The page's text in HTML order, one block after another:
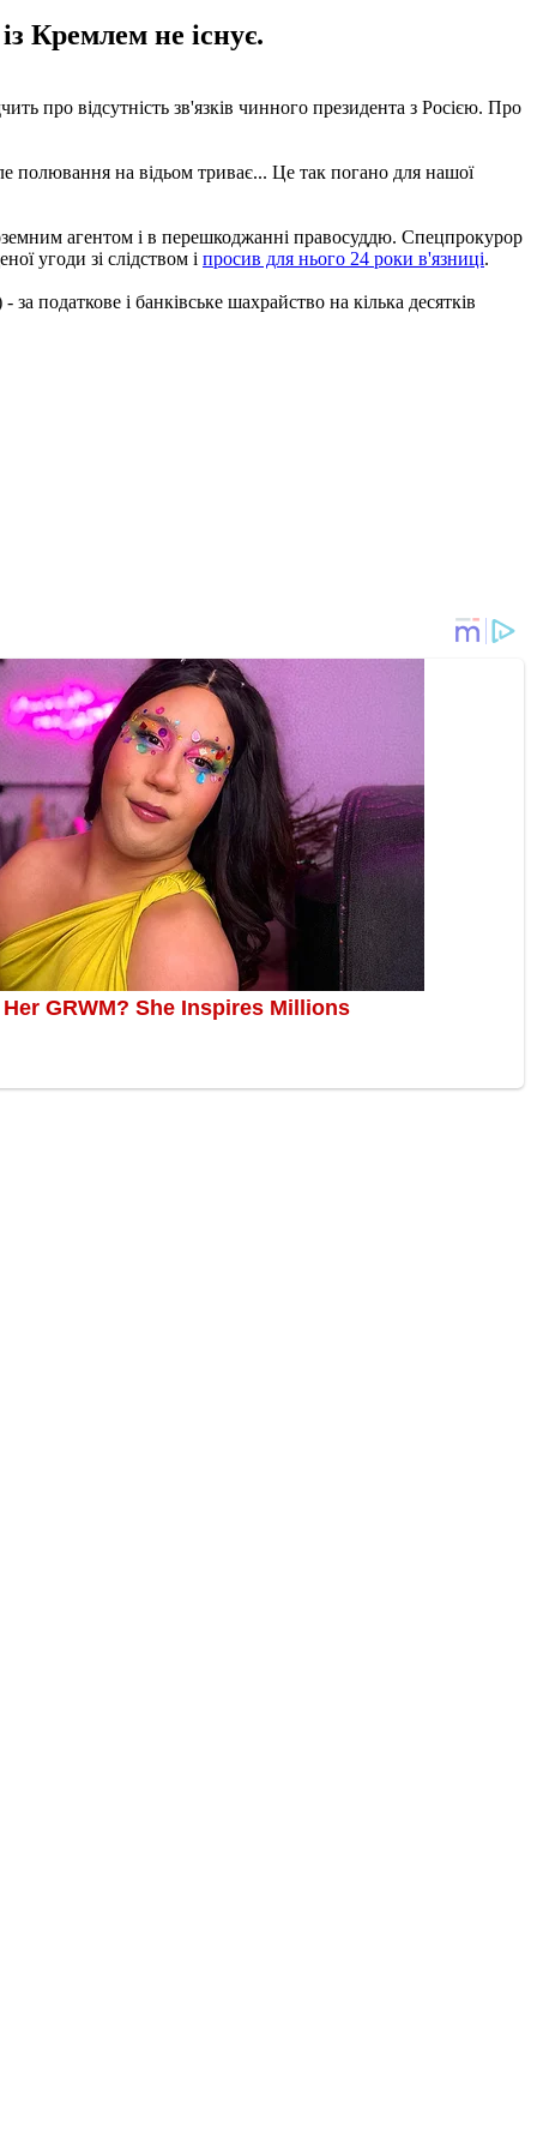
Кремлем не існує.
про відсутність зв'язків чинного президента з Росією. Про
полювання на відьом триває... Це так погано для нашої
агентом і в перешкоджанні правосуддю. Спецпрокурор
угоди зі слідством і просив для нього 24 роки в'язниці.
податкове і банківське шахрайство на кілька десятків